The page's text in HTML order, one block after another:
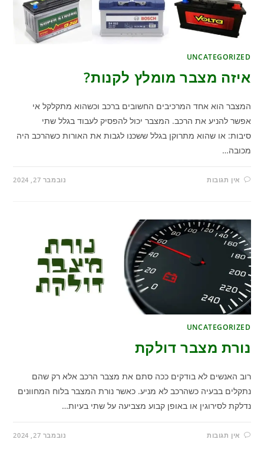
UNCATEGORIZED
איזה מצבר מומלץ לקנות?
המצבר הוא אחד המרכיבים החשובים ברכב וכשהוא מתקלקל אי
אפשר להניע את הרכב. המצבר יכול להפסיק לעבוד בגלל שתי
סיבות: או שהוא מתרוקן בגלל ששכנו לגבות את האורות כשהרכב היה
מכובה…
אין תגובות נובמבר 27, 2024
UNCATEGORIZED
נורת מצבר דולקת
רוב האנשים לא בודקים ככה סתם את מצבר הרכב אלא רק שהם
נתקלים בבעיה כשהרכב לא מניע. כאשר נורת המצבר בלוח המחוונים
נדלקת לסירוגין או באופן קבוע מצביעה על שתי בעיות…
אין תגובות נובמבר 27, 2024